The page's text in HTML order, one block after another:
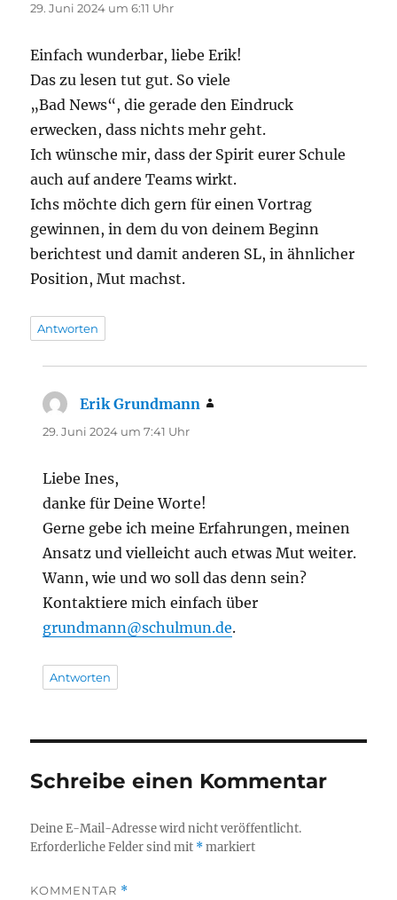
29. Juni 2024 um 6:11 Uhr
Einfach wunderbar, liebe Erik!
Das zu lesen tut gut. So viele
„Bad News“, die gerade den Eindruck
erwecken, dass nichts mehr geht.
Ich wünsche mir, dass der Spirit eurer Schule
auch auf andere Teams wirkt.
Ichs möchte dich gern für einen Vortrag
gewinnen, in dem du von deinem Beginn
berichtest und damit anderen SL, in ähnlicher
Position, Mut machst.
Antworten
Erik Grundmann
29. Juni 2024 um 7:41 Uhr
Liebe Ines,
danke für Deine Worte!
Gerne gebe ich meine Erfahrungen, meinen
Ansatz und vielleicht auch etwas Mut weiter.
Wann, wie und wo soll das denn sein?
Kontaktiere mich einfach über
grundmann@schulmun.de.
Antworten
Schreibe einen Kommentar
Deine E-Mail-Adresse wird nicht veröffentlicht.
Erforderliche Felder sind mit *markiert
KOMMENTAR *